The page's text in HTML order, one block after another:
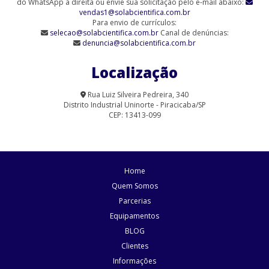
Agitador Magnético Analógico sem Aquecimento - 6 Provas (SL-
Agitador Magnético com Aquecimento para Laboratório | Solab
Agitador Magnético Digital com Aquecimento e Sensor Externo
Agitador Magnético Digital com Aquecimento e Sensor Externo
Agitador Magnético Digital com Aquecimento Plataforma
do WhatsApp à direita ou envie sua solicitação pelo e-mail abaixo:
vendas1@solabcientifica.com.br
Para envio de currículos:
selecao@solabcientifica.com.br Canal de denúncias:
denuncia@solabcientifica.com.br
Localização
Rua Luiz Silveira Pedreira, 340
Distrito Industrial Uninorte - Piracicaba/SP
CEP: 13413-099
Home
Quem Somos
Parcerias
Equipamentos
BLOG
Clientes
Informações